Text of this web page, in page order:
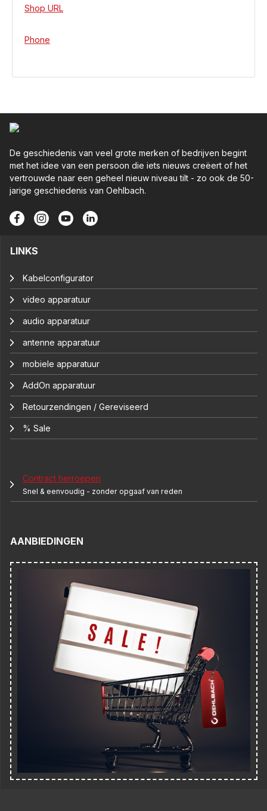
Shop URL
Phone
De geschiedenis van veel grote merken of bedrijven begint
met het idee van een persoon die iets nieuws creëert of het
vertrouwde naar een geheel nieuw niveau tilt - zo ook de 50-
jarige geschiedenis van Oehlbach.
LINKS
Kabelconfigurator
video apparatuur
audio apparatuur
antenne apparatuur
mobiele apparatuur
AddOn apparatuur
Retourzendingen / Gereviseerd
% Sale
Contract herroepen
Snel & eenvoudig - zonder opgaaf van reden
AANBIEDINGEN